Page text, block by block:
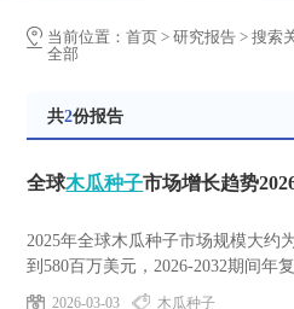
当前位置：首页> 研究报告> 搜索
全部
共2份报告
全球木瓜种子市场增长趋势
2025年全球木瓜种子市场规模大约
到580百万美元，2026-2032期间年
2026-03-03
木瓜种子